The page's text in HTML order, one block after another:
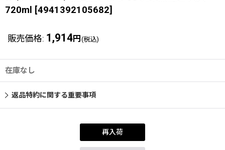
720ml
[4941392105682]
販売価格: 1,914円 (税込)
在庫なし
返品特約に関する重要事項
再入荷